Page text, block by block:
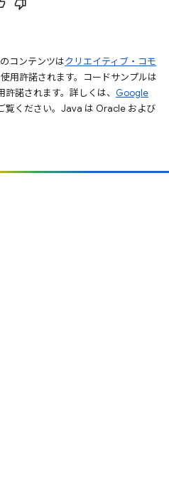
コンテンツはクリエイティブ・コモ
用許諾されます。コードサンプルは
許諾されます。詳しくは、 Google
覧ください。Java は Oracle および